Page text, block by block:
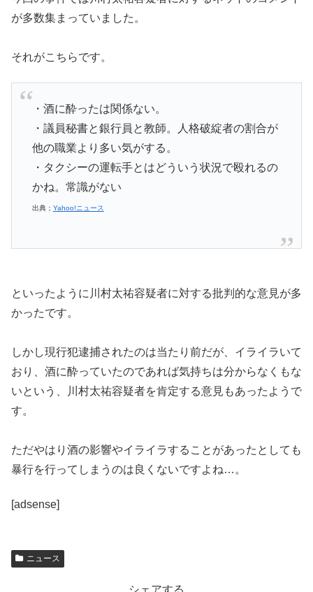
が多数集まっていました。
それがこちらです。
・酒に酔ったは関係ない。
・議員秘書と銀行員と教師。人格破綻者の割合が
他の職業より多い気がする。
・タクシーの運転手とはどういう状況で殴れるの
かね。常識がない
出典； Yahoo!ニュース
といったように川村太祐容疑者に対する批判的な意見が多
かったです。
しかし現行犯逮捕されたのは当たり前だが、イライラいて
おり、酒に酔っていたのであれば気持ちは分からなくもな
いという、川村太祐容疑者を肯定する意見もあったようで
す。
ただやはり酒の影響やイライラすることがあったとしても
暴行を行ってしまうのは良くないですよね…。
[adsense]
ニュース